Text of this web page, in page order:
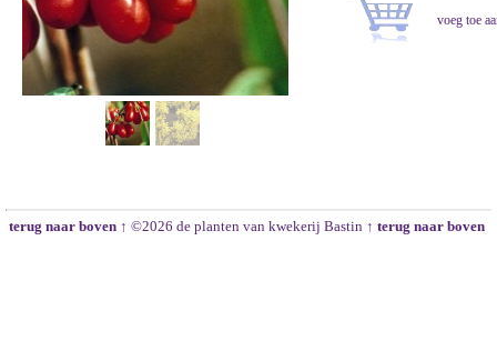
terug naar boven ↑ ©2026 de planten van kwekerij Bastin ↑ terug naar boven